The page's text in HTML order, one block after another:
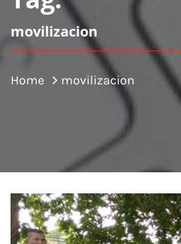
movilizacion
Home movilizacion